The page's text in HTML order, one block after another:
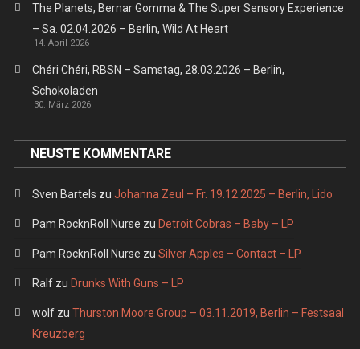
The Planets, Bernar Gomma & The Super Sensory Experience
– Sa. 02.04.2026 – Berlin, Wild At Heart
14. April 2026
Chéri Chéri, RBSN – Samstag, 28.03.2026 – Berlin,
Schokoladen
30. März 2026
NEUSTE KOMMENTARE
Sven Bartels zu Johanna Zeul – Fr. 19.12.2025 – Berlin, Lido
Pam RocknRoll Nurse zu Detroit Cobras – Baby – LP
Pam RocknRoll Nurse zu Silver Apples – Contact – LP
Ralfzu Drunks With Guns – LP
wolfzu Thurston Moore Group – 03.11.2019, Berlin – Festsaal
Kreuzberg